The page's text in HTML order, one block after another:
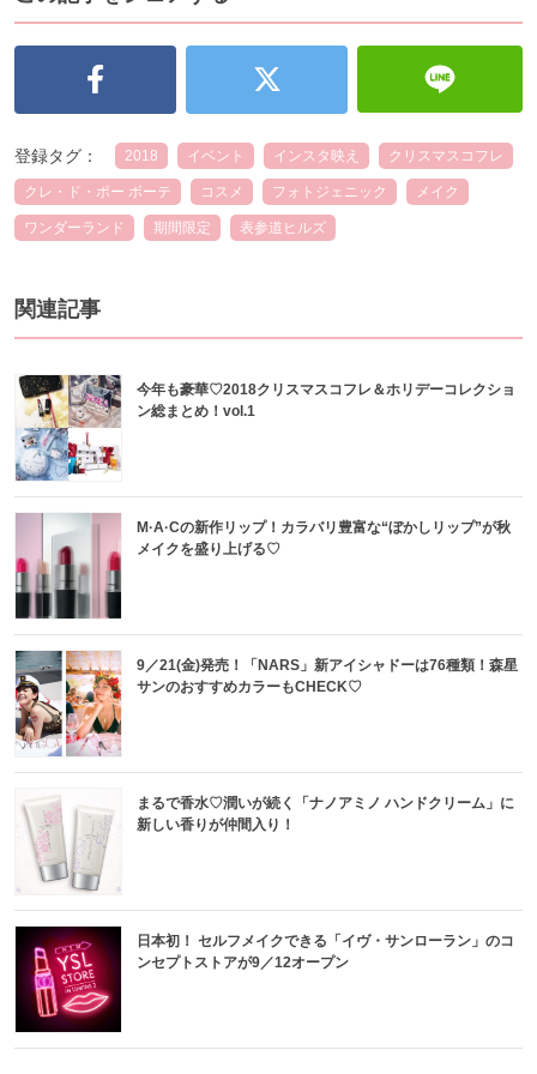
登録タグ： 2018 イベント インスタ映え クリスマスコフレ
クレ・ド・ポー ボーテ コスメ フォトジェニック メイク
ワンダーランド 期間限定 表参道ヒルズ
関連記事
今年も豪華♡2018クリスマスコフレ＆ホリデーコレクショ
ン総まとめ！vol.1
M·A·Cの新作リップ！カラバリ豊富な“ぼかしリップ”が秋
メイクを盛り上げる♡
9／21(金)発売！「NARS」新アイシャドーは76種類！森星
サンのおすすめカラーもCHECK♡
まるで香水♡潤いが続く「ナノアミノ ハンドクリーム」に
新しい香りが仲間入り！
日本初！ セルフメイクできる「イヴ・サンローラン」のコ
ンセプトストアが9／12オープン